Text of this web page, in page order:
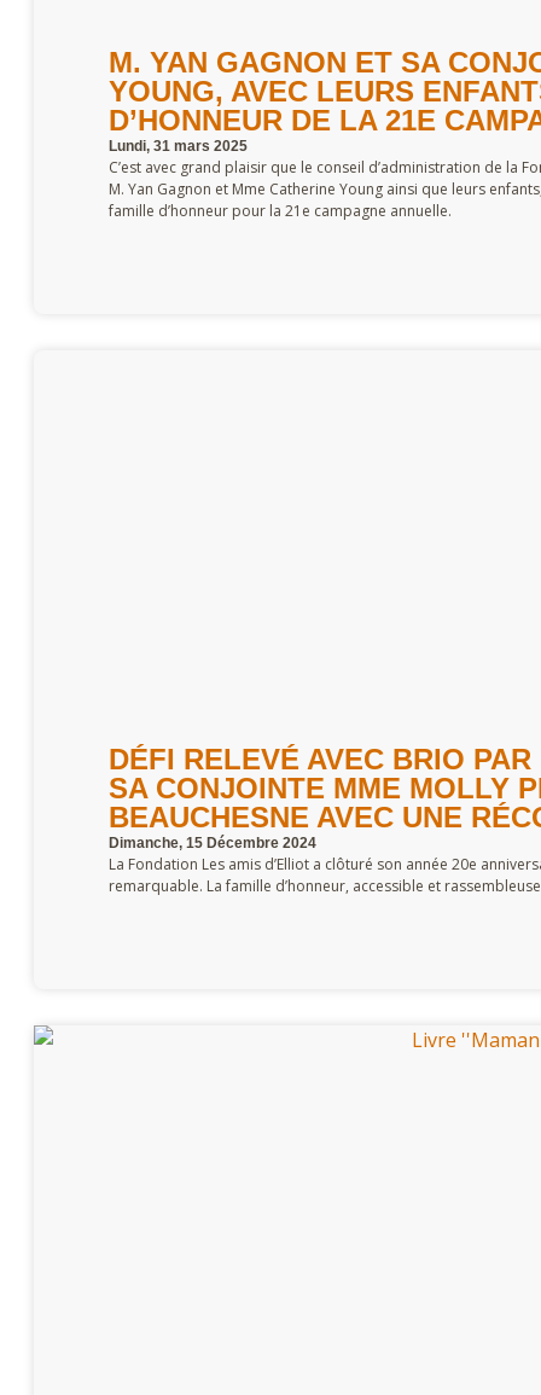
M. YAN GAGNON ET SA
YOUNG, AVEC LEURS
D’HONNEUR DE LA 21E
Lundi, 31 mars 2025
C’est avec grand plaisir que le conseil d’administration de la
M. Yan Gagnon et Mme Catherine Young ainsi que leurs
famille d’honneur pour la 21e campagne annuelle.
DÉFI RELEVÉ AVEC BRIO
SA CONJOINTE MME MOLLY
BEAUCHESNE AVEC UNE
Dimanche, 15 Décembre 2024
La Fondation Les amis d’Elliot a clôturé son année 20e
remarquable. La famille d’honneur, accessible et